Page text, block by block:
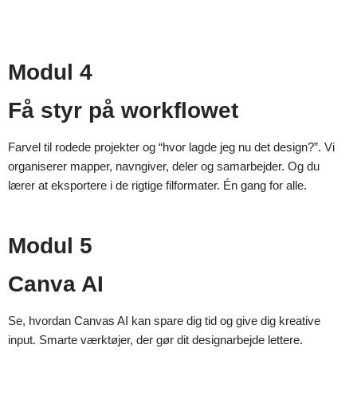
Modul 4
Få styr på workflowet
Farvel til rodede projekter og “hvor lagde jeg nu det design?”. Vi
organiserer mapper, navngiver, deler og samarbejder. Og du
lærer at eksportere i de rigtige filformater. Én gang for alle.
Modul 5
Canva AI
Se, hvordan Canvas AI kan spare dig tid og give dig kreative
input. Smarte værktøjer, der gør dit designarbejde lettere.